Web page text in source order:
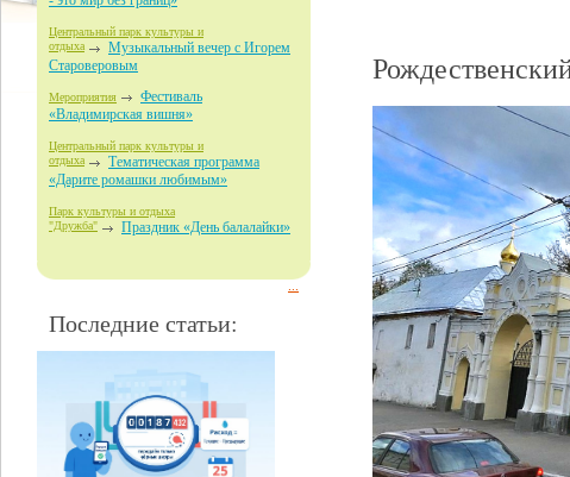
Центральный парк культуры и
отдыха
Музыкальный вечер с Игорем
Староверовым
Мероприятия
Фестиваль
«Владимирская вишня»
Центральный парк культуры и
отдыха
Тематическая программа
«Дарите ромашки любимым»
Парк культуры и отдыха
"Дружба" Праздник «День балалайки»
Последние статьи: